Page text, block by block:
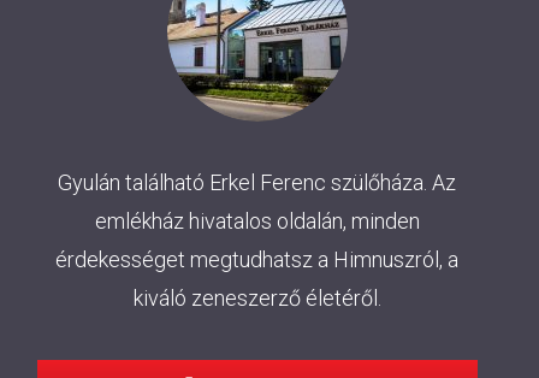
Gyulán található Erkel Ferenc szülőháza. Az
emlékház hivatalos oldalán, minden
érdekességet megtudhatsz a Himnuszról, a
kiváló zeneszerző életéről.